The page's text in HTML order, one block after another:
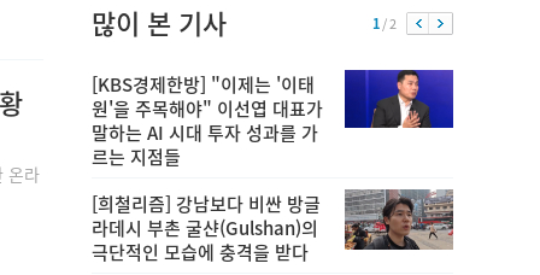
온라
많이 본 기사 1/ 2
[KBS경제한방] "이제는 '이태
원'을 주목해야" 이선엽 대표가
말하는 AI 시대 투자 성과를 가
르는 지점들
[희철리즘] 강남보다 비싼 방글
라데시 부촌 굴샨(Gulshan)의
극단적인 모습에 충격을 받다